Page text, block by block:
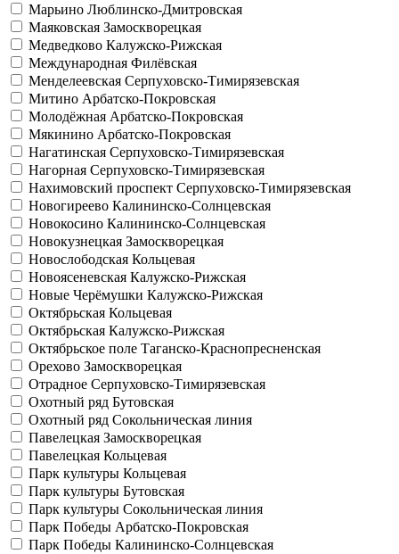
Марьино Люблинско-Дмитровская
Маяковская Замоскворецкая
Медведково Калужско-Рижская
Международная Филёвская
Менделеевская Серпуховско-Тимирязевская
Митино Арбатско-Покровская
Молодёжная Арбатско-Покровская
Мякинино Арбатско-Покровская
Нагатинская Серпуховско-Тимирязевская
Нагорная Серпуховско-Тимирязевская
Нахимовский проспект Серпуховско-Тимирязевская
Новогиреево Калининско-Солнцевская
Новокосино Калининско-Солнцевская
Новокузнецкая Замоскворецкая
Новослободская Кольцевая
Новоясеневская Калужско-Рижская
Новые Черёмушки Калужско-Рижская
Октябрьская Кольцевая
Октябрьская Калужско-Рижская
Октябрьское поле Таганско-Краснопресненская
Орехово Замоскворецкая
Отрадное Серпуховско-Тимирязевская
Охотный ряд Бутовская
Охотный ряд Сокольническая линия
Павелецкая Замоскворецкая
Павелецкая Кольцевая
Парк культуры Кольцевая
Парк культуры Бутовская
Парк культуры Сокольническая линия
Парк Победы Арбатско-Покровская
Парк Победы Калининско-Солнцевская